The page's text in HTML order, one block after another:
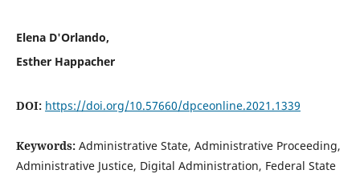
Elena D'Orlando,
Esther Happacher
DOI: https://doi.org/10.57660/dpceonline.2021.1339
Keywords: Administrative State, Administrative Proceeding,
Administrative Justice, Digital Administration, Federal State